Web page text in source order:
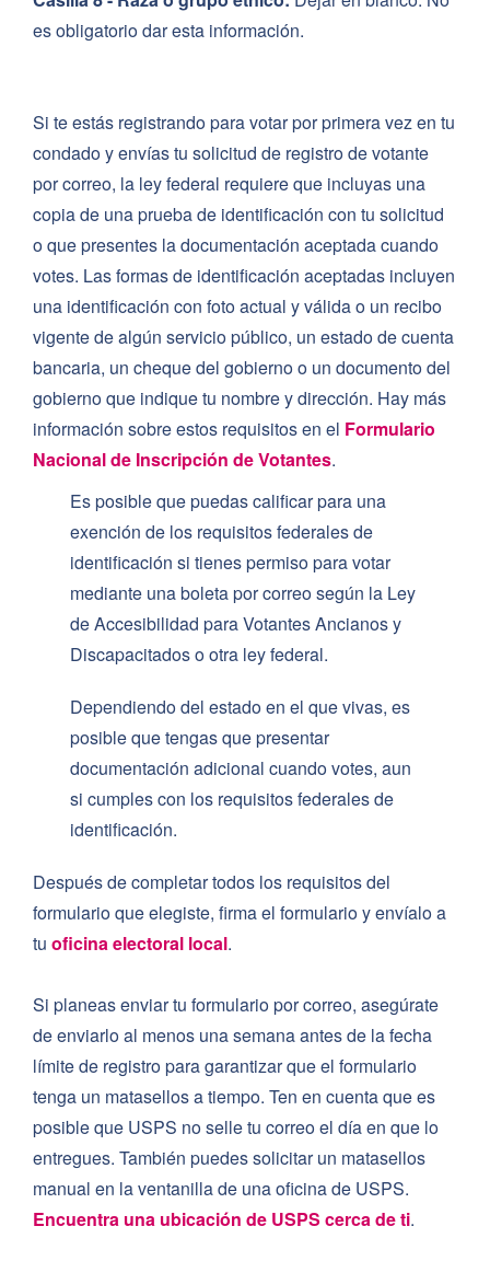
es obligatorio dar esta información.
Si te estás registrando para votar por primera vez en tu
condado y envías tu solicitud de registro de votante
por correo, la ley federal requiere que incluyas una
copia de una prueba de identificación con tu solicitud
o que presentes la documentación aceptada cuando
votes. Las formas de identificación aceptadas incluyen
una identificación con foto actual y válida o un recibo
vigente de algún servicio público, un estado de cuenta
bancaria, un cheque del gobierno o un documento del
gobierno que indique tu nombre y dirección. Hay más
información sobre estos requisitos en el Formulario
Nacional de Inscripción de Votantes.
Es posible que puedas calificar para una
exención de los requisitos federales de
identificación si tienes permiso para votar
mediante una boleta por correo según la Ley
de Accesibilidad para Votantes Ancianos y
Discapacitados o otra ley federal.
Dependiendo del estado en el que vivas, es
posible que tengas que presentar
documentación adicional cuando votes, aun
si cumples con los requisitos federales de
identificación.
Después de completar todos los requisitos del
formulario que elegiste, firma el formulario y envíalo a
tu oficina electoral local.
Si planeas enviar tu formulario por correo, asegúrate
de enviarlo al menos una semana antes de la fecha
límite de registro para garantizar que el formulario
tenga un matasellos a tiempo. Ten en cuenta que es
posible que USPS no selle tu correo el día en que lo
entregues. También puedes solicitar un matasellos
manual en la ventanilla de una oficina de USPS.
Encuentra una ubicación de USPS cerca de ti.